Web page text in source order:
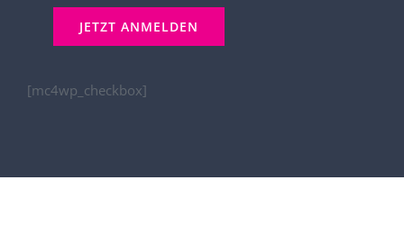
[mc4wp_checkbox]